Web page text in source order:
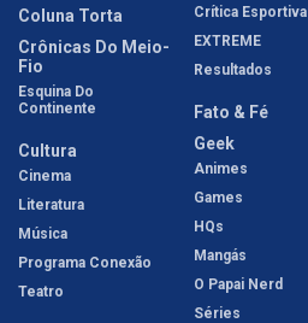
Coluna Torta
Crônicas Do Meio-
Fio
Esquina Do
Continente
Cultura
Cinema
Literatura
Música
Programa Conexão
Teatro
Crítica Esportiva
EXTREME
Resultados
Fato & Fé
Geek
Animes
Games
HQs
Mangás
O Papai Nerd
Séries